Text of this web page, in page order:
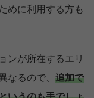
めに利用する方も
ンが所在するエリ
なるので、 追加で